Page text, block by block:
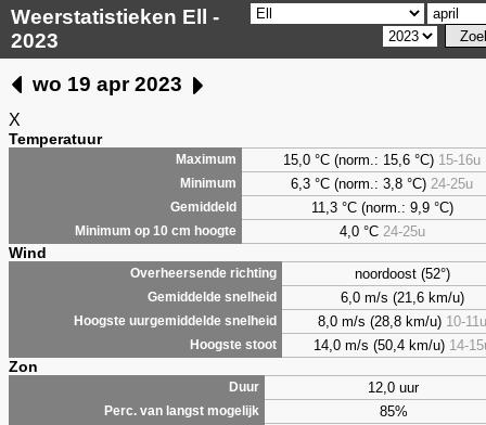
Weerstatistieken Ell -
2023
wo 19 apr 2023
X
Temperatuur
Maximum 15,0 °C (norm.: 15,6 °C) 15-16u
Minimum 6,3 °C (norm.: 3,8 °C) 24-25u
Gemiddeld 11,3 °C (norm.: 9,9 °C)
Minimum op 10 cm hoogte 4,0°C 24-25u
Wind
Overheersende richting noordoost (52°)
Gemiddelde snelheid 6,0 m/s (21,6 km/u)
Hoogste uurgemiddelde snelheid 8,0 m/s (28,8 km/u) 10-11u
Hoogste stoot 14,0 m/s (50,4 km/u) 14-
Zon
Duur 12,0 uur
Perc. van langst mogelijk 85%